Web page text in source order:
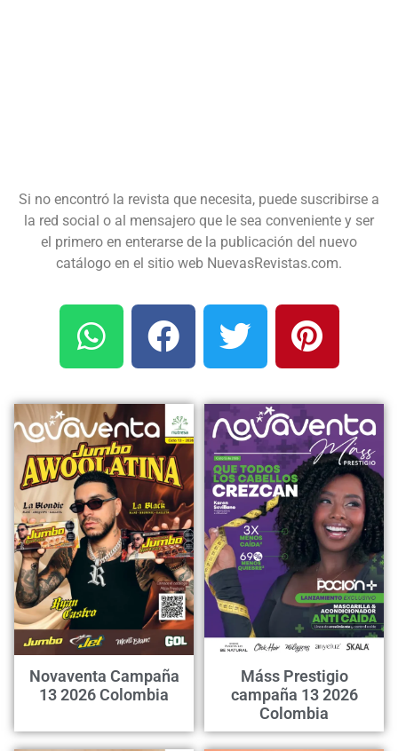
Si no encontró la revista que necesita, puede suscribirse a
la red social o al mensajero que le sea conveniente y ser
el primero en enterarse de la publicación del nuevo
catálogo en el sitio web NuevasRevistas.com.
Novaventa Campaña
13 2026 Colombia
Máss Prestigio
campaña 13 2026
Colombia